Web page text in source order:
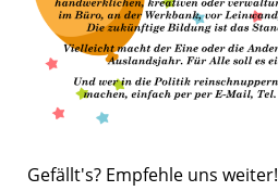
Gefällt's? Empfehle uns weiter!